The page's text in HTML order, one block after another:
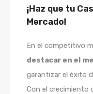
¡Haz que tu
Mercado!
En el competitivo
destacar en el
garantizar el éxito
Con el crecimiento